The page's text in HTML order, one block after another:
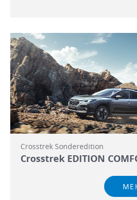
Crosstrek Sonderedition
Crosstrek EDITION